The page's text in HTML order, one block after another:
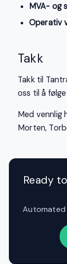
MVA- og
Operativ
Takk
Takk til
oss til å
Med vennlig
Morten,
Ready
Automated